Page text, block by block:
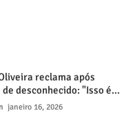
reclama após
desconhecido: "Isso é
janeiro 16, 2026